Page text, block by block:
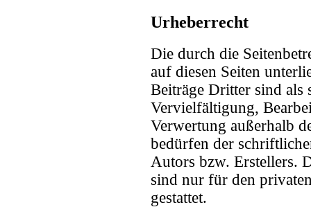
Urheberrecht
Die durch die
auf diesen Seiten
Beiträge Dritter sind als
Vervielfältigung,
Verwertung außerhalb
bedürfen der
Autors bzw. Erstellers.
sind nur für den
gestattet.